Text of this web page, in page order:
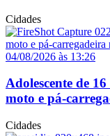
Cidades
04/08/2026 às 13:26
Adolescente de
moto e pá-
Cidades